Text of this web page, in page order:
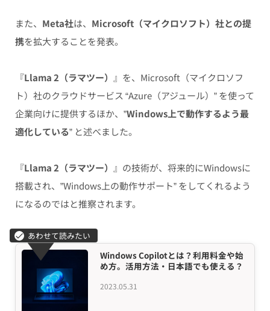
また、 Meta社は、 Microsoft（マイクロソフト）社との提
携を拡大することを発表。
『Llama 2（ラマツー）
』を、Microsoft（マイクロソフ
ト）社のクラウドサービス “Azure（アジュール）” を使って
企業向けに提供するほか、”Windows上で動作するよう最
適化している” と述べました。
『Llama 2（ラマツー） 』の技術が、将来的にWindowsに
搭載され、”Windows上の動作サポート” をしてくれるよう
になるのではと推察されます。
2023.05.31
Windows Copilotとは？利用料金や始
め方。活用方法・日本語でも使える？